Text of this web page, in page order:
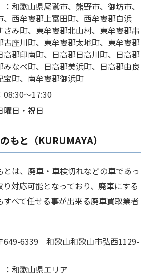
：和歌山県尾鷲市、熊野市、御坊市、
、西牟婁郡上富田町、西牟婁郡白浜
さみ町、東牟婁郡北山村、東牟婁郡串
古座川町、東牟婁郡太地町、東牟婁郡
高郡印南町、日高郡日高川町、日高郡
みなべ町、日高郡美浜町、日高郡由良
宝町、南牟婁郡御浜町
08:30～17:30
曜日・祝日
もと（KURUMAYA）
とは、廃車・車検切れなどの車であっ
対応可能となっており、廃車にする
すべて任せる事が出来る廃車買取業者
649-6339 和歌山和歌山市弘西1129-
：和歌山県エリア